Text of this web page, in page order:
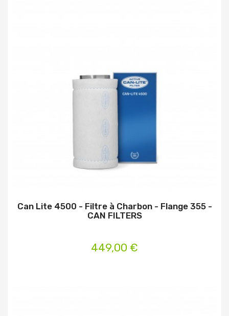
Can Lite 4500 - Filtre à Charbon - Flange 355 -
CAN FILTERS
449,00 €